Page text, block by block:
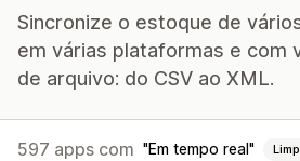
Sincronize o estoque de
em várias plataformas e com
de arquivo: do CSV ao XML.
597 apps com Em tempo real